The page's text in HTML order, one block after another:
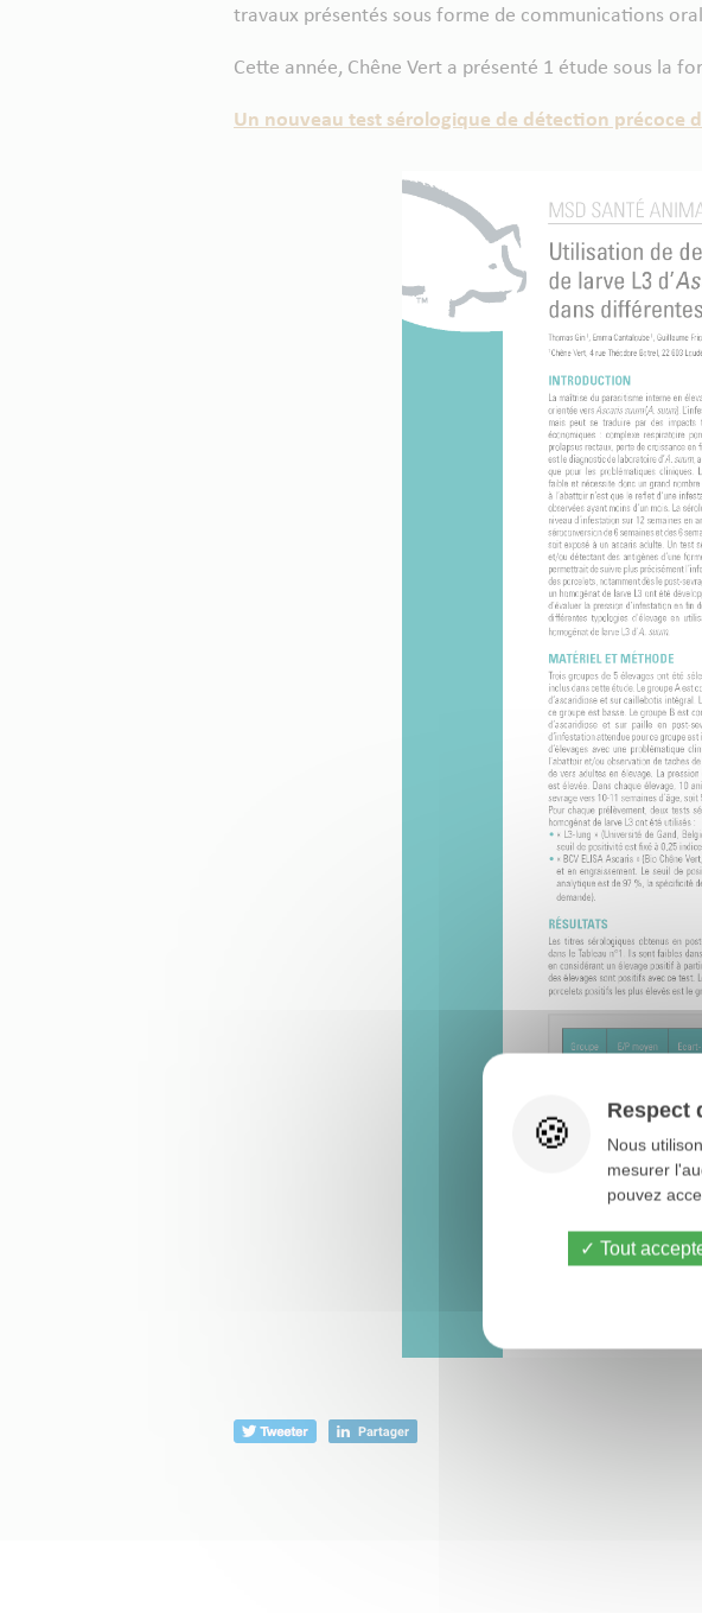
travaux présentés sous forme de communications
Cette année, Chêne Vert a présenté 1 étude sous la
Un nouveau test sérologique de détection précoce
Respect
Nous
mesurer
pouvez
Tout